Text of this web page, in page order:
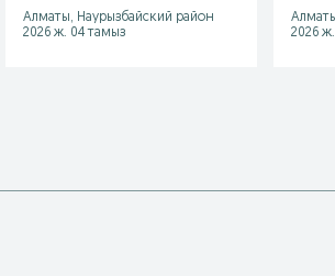
Алматы, Наурызбайский район
2026 ж. 04 тамыз
2026